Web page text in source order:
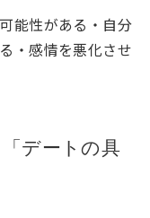
能性がある・自分
・感情を悪化させ
デートの具